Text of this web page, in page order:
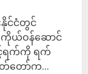
င်ငံတွင်
ကိုယ်ဝန်ဆောင်
င့်ရက်ကို ရက်
တ်တော်က...